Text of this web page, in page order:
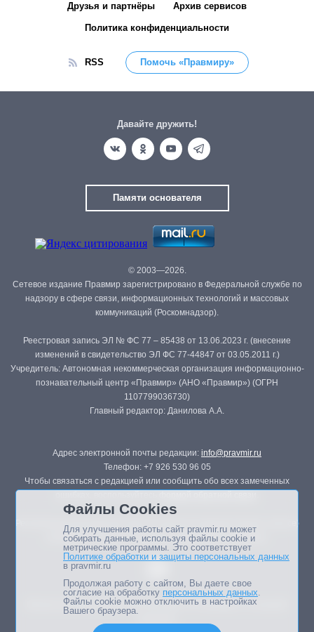
Друзья и партнёры Архив сервисов
Политика конфиденциальности
RSS Помочь «Правмиру»
Давайте дружить!
Памяти основателя
© 2003—2026.
Сетевое издание Правмир зарегистрировано в Федеральной службе по
надзору в сфере связи, информационных технологий и массовых
коммуникаций (Роскомнадзор).
Реестровая запись ЭЛ № ФС 77 – 85438 от 13.06.2023 г. (внесение
изменений в свидетельство ЭЛ ФС 77-44847 от 03.05.2011 г.)
Учредитель: Автономная некоммерческая организация информационно-
познавательный центр «Правмир» (АНО «Правмир») (ОГРН
1107799036730)
Главный редактор: Данилова А.А.
Адрес электронной почты редакции: info@pravmir.ru
Телефон: +7 926 530 96 05
Чтобы связаться с редакцией или сообщить обо всех замеченных
Републикация материалов сайта в печатных изданиях (книгах, прессе)
возможна только с письменного разрешения редакции.
Мнение авторов статей портала может не совпадать с позицией
Файлы Cookies
Для улучшения работы сайт pravmir.ru может
собирать данные, используя файлы cookie и
метрические программы. Это соответствует
Политике обработки и защиты персональных данных
в pravmir.ru
Продолжая работу с сайтом, Вы даете свое
согласие на обработку персональных данных.
Файлы cookie можно отключить в настройках
Вашего браузера.